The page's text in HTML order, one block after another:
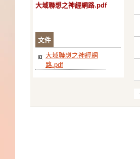
大域聯想之神經網路.pdf
文件
大域聯想之神經網
路.pdf